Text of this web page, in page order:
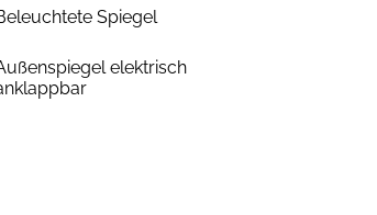
Spiegel
elektrisch